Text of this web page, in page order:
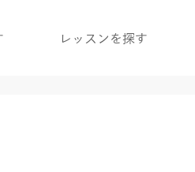
レッスンを探す